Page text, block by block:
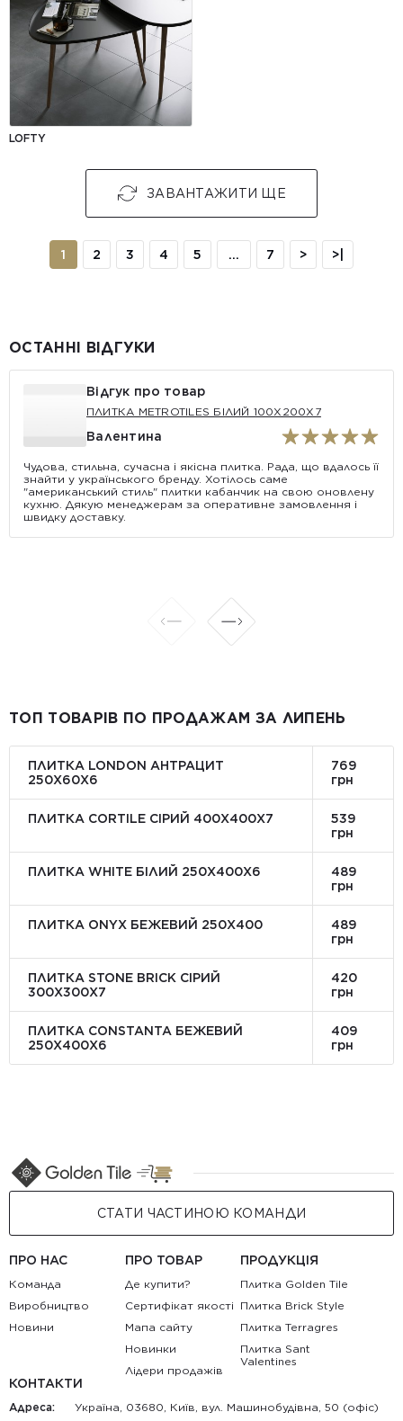
LOFTY
ЗАВАНТАЖИТИ ЩЕ
1 2 3 4 5 ... 7 > >|
ОСТАННІ ВІДГУКИ
Відгук про товар
ПЛИТКА METROTILES БІЛИЙ 100X200X7
Валентина
Чудова, стильна, сучасна і якісна плитка. Рада, що вдалось її
знайти у українського бренду. Хотілось саме
"американський стиль" плитки кабанчик на свою оновлену
кухню. Дякую менеджерам за оперативне замовлення і
швидку доставку.
ТОП ТОВАРІВ ПО ПРОДАЖАМ ЗА ЛИПЕНЬ
ПЛИТКА LONDON АНТРАЦИТ
250Х60Х6
769
грн
ПЛИТКА CORTILE СІРИЙ 400X400X7
539
грн
ПЛИТКА WHITE БІЛИЙ 250Х400Х6
489
грн
ПЛИТКА ONYX БЕЖЕВИЙ 250X400
489
грн
ПЛИТКА STONE BRICK СІРИЙ
300Х300X7
420
грн
ПЛИТКА CONSTANTA БЕЖЕВИЙ
250Х400X6
409
грн
СТАТИ ЧАСТИНОЮ КОМАНДИ
ПРО НАС
Команда
Виробництво
Новини
ПРО ТОВАР
Де купити?
Сертифікат якості
Мапа сайту
Новинки
Лідери продажів
ПРОДУКЦІЯ
Плитка Golden Tile
Плитка Brick Style
Плитка Terragres
Плитка Sant
Valentines
КОНТАКТИ
Адреса: Україна, 03680, Київ, вул. Машинобудівна, 50 (офіс)